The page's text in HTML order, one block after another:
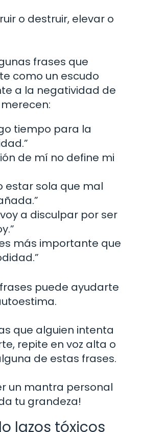
o destruir, elevar o
frases que
como un escudo
a la negatividad de
tiempo para la
de mí no define mi
estar sola que mal
a disculpar por ser
más importante que
puede ayudarte
que alguien intenta
repite en voz alta o
de estas frases.
un mantra personal
tu grandeza!
lazos tóxicos